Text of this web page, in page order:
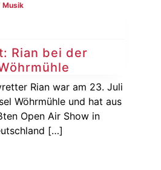
Musik
Rian bei der
Rian war am 23. Juli
Wöhrmühle und hat aus
Open Air Show in
[…]